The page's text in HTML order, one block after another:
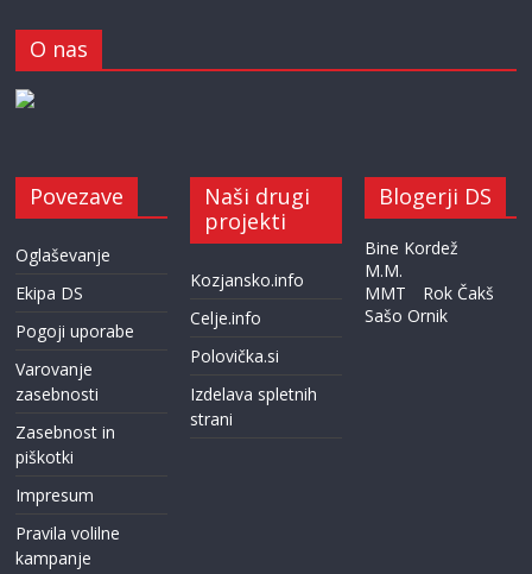
O nas
Povezave
Oglaševanje
Ekipa DS
Pogoji uporabe
Varovanje
zasebnosti
Zasebnost in
piškotki
Impresum
Pravila volilne
kampanje
Naši drugi
projekti
Kozjansko.info
Celje.info
Polovička.si
Izdelava spletnih
strani
Blogerji DS
Bine Kordež
M.M.
MMT
Rok Čakš
Sašo Ornik